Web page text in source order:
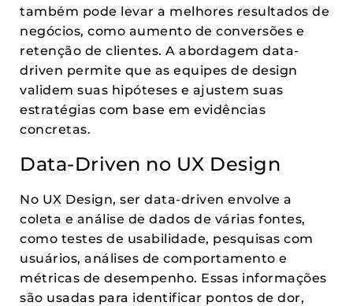
também pode levar a melhores resultados de
negócios, como aumento de conversões e
retenção de clientes. A abordagem data-
driven permite que as equipes de design
validem suas hipóteses e ajustem suas
estratégias com base em evidências
concretas.
Data-Driven no UX Design
No UX Design, ser data-driven envolve a
coleta e análise de dados de várias fontes,
como testes de usabilidade, pesquisas com
usuários, análises de comportamento e
métricas de desempenho. Essas informações
são usadas para identificar pontos de dor,